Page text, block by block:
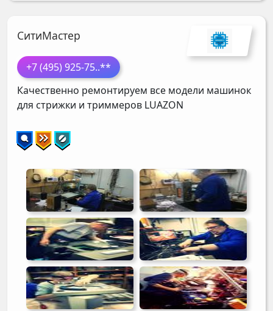
СитиМастер
+7 (495) 925-75..**
Качественно ремонтируем все модели машинок
для стрижки и триммеров LUAZON